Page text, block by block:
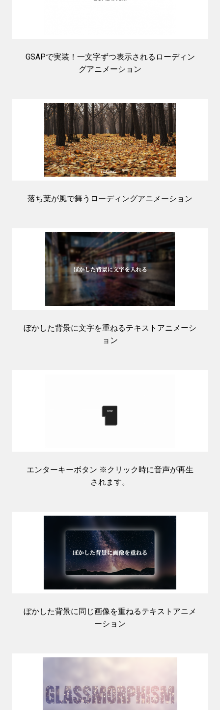
GSAPで実装！一文字ずつ表示されるローディン
グアニメーション
落ち葉が風で舞うローディングアニメーション
ぼかした背景に文字を重ねるテキストアニメーシ
ョン
エンターキーボタン ※クリック時に音声が再生
されます。
ぼかした背景に同じ画像を重ねるテキストアニメ
ーション